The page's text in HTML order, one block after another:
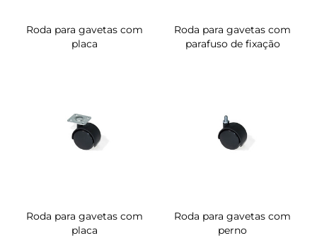
Roda para gavetas com
placa
Roda para gavetas com
parafuso de fixação
Roda para gavetas com
placa
Roda para gavetas com
perno